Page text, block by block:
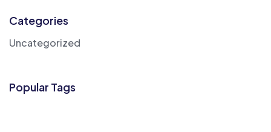
Categories
Uncategorized
Popular Tags